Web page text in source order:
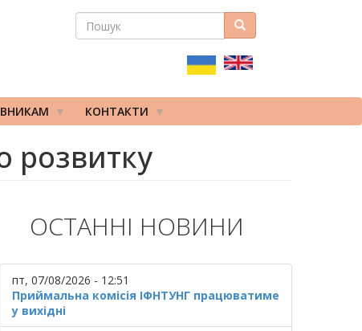
ПОШУКОВА
ПОШУК Пошук
КОНТАКТИ
розвитку
ОСТАННІ НОВИНИ
пт, 07/08/2026 - 12:51
Приймальна комісія ІФНТУНГ працюватиме
у вихідні